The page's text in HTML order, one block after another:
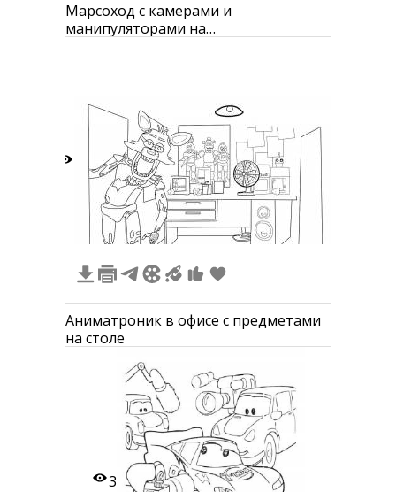
Марсоход с камерами и
манипуляторами на
Аниматроник в офисе с предметами
на столе
3